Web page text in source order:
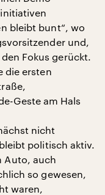
bleibt bunt“, wo
und,
Fokus gerückt.
die ersten
Geste am Hals
nicht
politisch aktiv.
Auto, auch
so gewesen,
waren,